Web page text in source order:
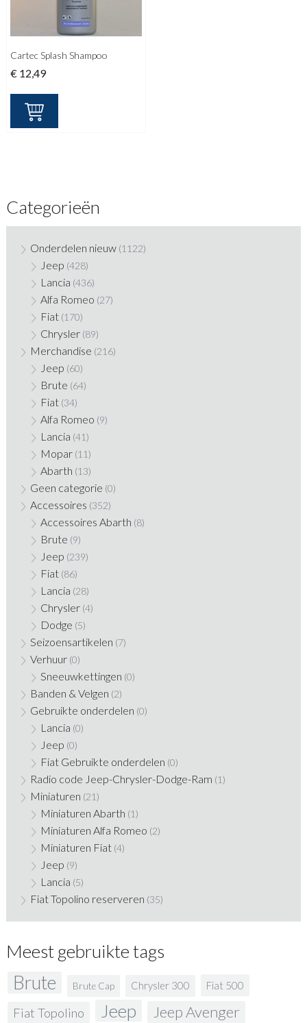
Cartec Splash Shampoo
€ 12,49
Categorieën
Onderdelen nieuw (1122)
Jeep (428)
Lancia (436)
Alfa Romeo (27)
Fiat (170)
Chrysler (89)
Merchandise (216)
Jeep (60)
Brute (64)
Fiat (34)
Alfa Romeo (9)
Lancia (41)
Mopar (11)
Abarth (13)
Geen categorie (0)
Accessoires (352)
Accessoires Abarth (8)
Brute (9)
Jeep (239)
Fiat (86)
Lancia (28)
Chrysler (4)
Dodge (5)
Seizoensartikelen (7)
Verhuur (0)
Sneeuwkettingen (0)
Banden & Velgen (2)
Gebruikte onderdelen (0)
Lancia (0)
Jeep (0)
Fiat Gebruikte onderdelen (0)
Radio code Jeep-Chrysler-Dodge-Ram (1)
Miniaturen (21)
Miniaturen Abarth (1)
Miniaturen Alfa Romeo (2)
Miniaturen Fiat (4)
Jeep (9)
Lancia (5)
Fiat Topolino reserveren (35)
Meest gebruikte tags
Brute Brute Cap Chrysler 300 Fiat 500
Fiat Topolino Jeep Jeep Avenger